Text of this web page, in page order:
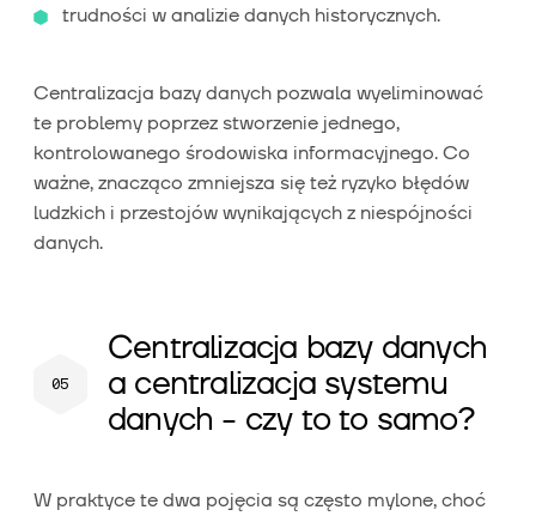
trudności w analizie danych historycznych.
Centralizacja bazy danych pozwala wyeliminować
te problemy poprzez stworzenie jednego,
kontrolowanego środowiska informacyjnego. Co
ważne, znacząco zmniejsza się też ryzyko błędów
ludzkich i przestojów wynikających z niespójności
danych.
Centralizacja bazy danych
a centralizacja systemu
danych - czy to to samo?
W praktyce te dwa pojęcia są często mylone, choć